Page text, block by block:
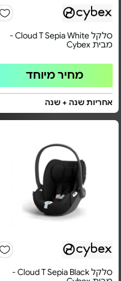
סלקל Cloud T Sepia White -
מבית Cybex
מחיר מיוחד
אחריות שנה + שנה
סלקל Cloud T Sepia Black -